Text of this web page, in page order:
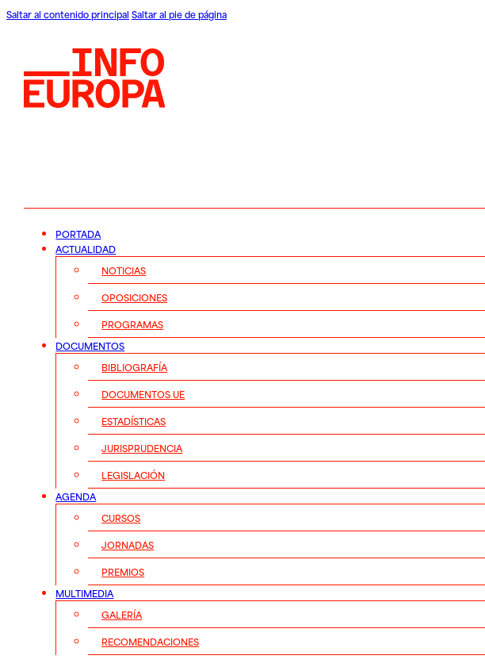
Saltar al contenido principal Saltar al pie de página
PORTADA
ACTUALIDAD
NOTICIAS
OPOSICIONES
PROGRAMAS
DOCUMENTOS
BIBLIOGRAFÍA
DOCUMENTOS UE
ESTADÍSTICAS
JURISPRUDENCIA
LEGISLACIÓN
AGENDA
CURSOS
JORNADAS
PREMIOS
MULTIMEDIA
GALERÍA
RECOMENDACIONES